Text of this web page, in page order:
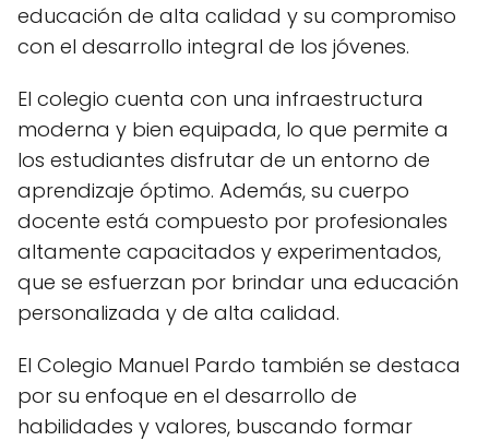
educación de alta calidad y su compromiso
con el desarrollo integral de los jóvenes.
El colegio cuenta con una infraestructura
moderna y bien equipada, lo que permite a
los estudiantes disfrutar de un entorno de
aprendizaje óptimo. Además, su cuerpo
docente está compuesto por profesionales
altamente capacitados y experimentados,
que se esfuerzan por brindar una educación
personalizada y de alta calidad.
El Colegio Manuel Pardo también se destaca
por su enfoque en el desarrollo de
habilidades y valores, buscando formar